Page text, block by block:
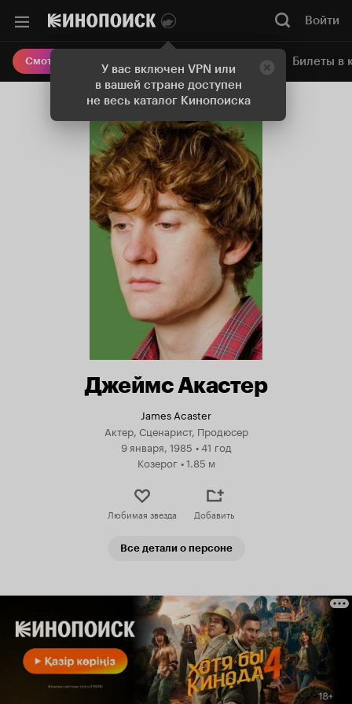
У вас включен VPN или
в вашей стране доступен
не весь каталог Кинопоиска
Войти
Смотреть кино Онлайн-кинотеатр Билеты в
Джеймс Акастер
James Acaster
Актер, Сценарист, Продюсер
9 января, 1985 •41 год
Козерог •1.85 м
Любимая звезда Добавить
Все детали о персоне